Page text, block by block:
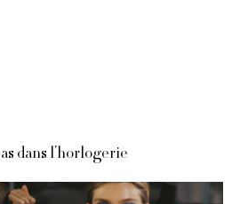
dans l’horlogerie